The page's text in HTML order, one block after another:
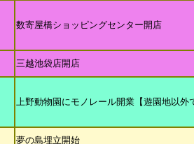
数寄屋橋ショッピングセンター開店
三越池袋店開店
上野動物園にモノレール開業【遊園地以外
夢の島埋立開始